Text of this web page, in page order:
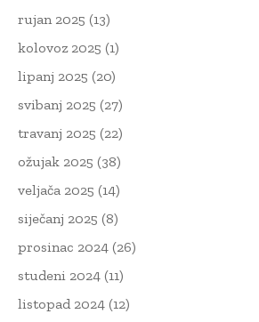
rujan 2025 (13)
kolovoz 2025 (1)
lipanj 2025 (20)
svibanj 2025 (27)
travanj 2025 (22)
ožujak 2025 (38)
veljača 2025 (14)
siječanj 2025 (8)
prosinac 2024 (26)
studeni 2024 (11)
listopad 2024 (12)